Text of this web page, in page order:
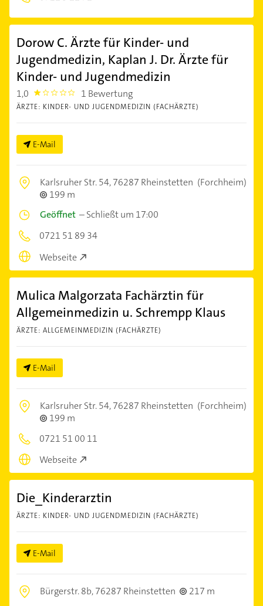
Dorow C. Ärzte für Kinder- und
Jugendmedizin, Kaplan J. Dr. Ärzte für
Kinder- und Jugendmedizin
1,0 1.0 1 Bewertung
ÄRZTE: KINDER- UND JUGENDMEDIZIN (FACHÄRZTE)
E-Mail
Karlsruher Str. 54,76287 Rheinstetten (Forchheim)
199 m
Geöffnet –Schließt um 17:00
0721 51 89 34
Webseite
Mulica Malgorzata Fachärztin für
Allgemeinmedizin u. Schrempp Klaus
ÄRZTE: ALLGEMEINMEDIZIN (FACHÄRZTE)
E-Mail
Karlsruher Str. 54,76287 Rheinstetten (Forchheim)
199 m
0721 51 00 11
Webseite
Die_Kinderarztin
ÄRZTE: KINDER- UND JUGENDMEDIZIN (FACHÄRZTE)
E-Mail
Bürgerstr. 8b,76287 Rheinstetten
217 m